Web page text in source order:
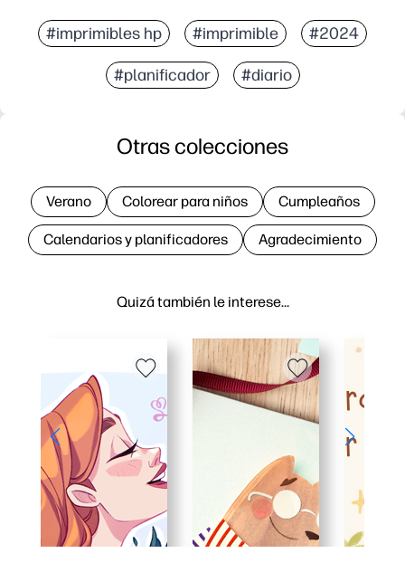
#imprimibles hp #imprimible #2024
#planificador #diario
Quizá también le interese…
Otras colecciones
Verano Colorear para niños Cumpleaños
Calendarios y planificadores Agradecimiento